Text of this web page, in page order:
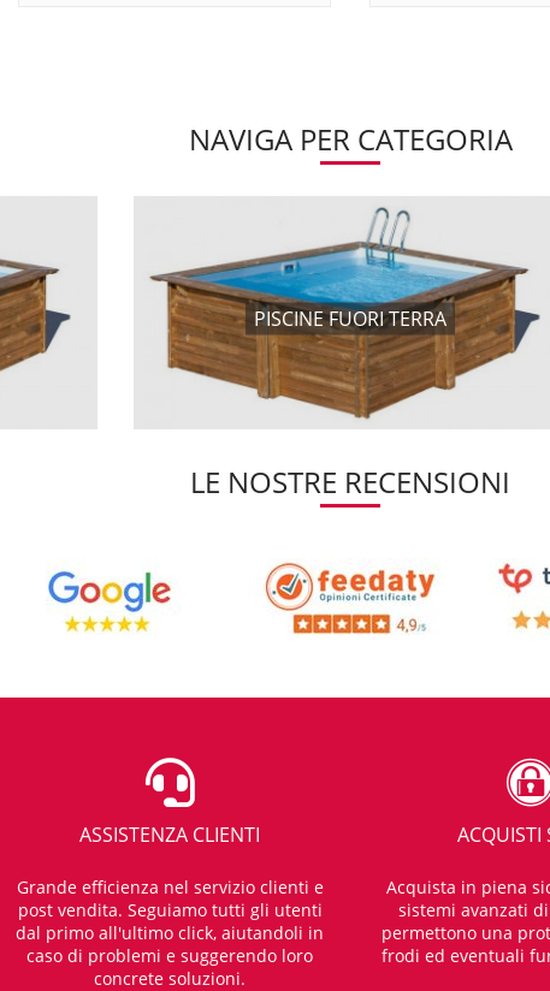
NAVIGA PER CATEGORIA
PISCINE FUORI TERRA
LE NOSTRE RECENSIONI
ASSISTENZA CLIENTI
Grande efficienza nel servizio clienti e
post vendita. Seguiamo tutti gli utenti
dal primo all'ultimo click, aiutandoli in
caso di problemi e suggerendo loro
concrete soluzioni.
ACQUISTI
Acquista in piena
sistemi avanzati
permettono una
frodi ed eventuali